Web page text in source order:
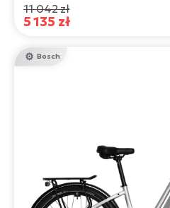
11 042 zł
5 135 zł
Bosch